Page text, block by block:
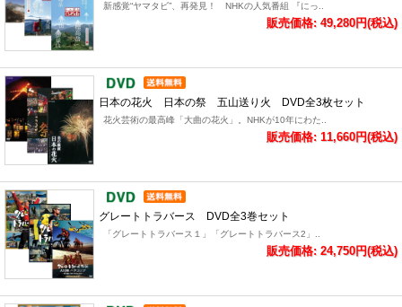
新感覚“ヤマタビ”、再発見！ NHKの人気番組 『にっ..
販売価格: 49,280円(税込)
日本の花火 日本の祭 五山送り火 DVD全3枚セット
花火芸術の最高峰「大曲の花火」。NHKが10年にわた..
販売価格: 11,660円(税込)
グレートトラバース DVD全3巻セット
「グレートトラバース１」「グレートトラバース2」..
販売価格: 24,750円(税込)